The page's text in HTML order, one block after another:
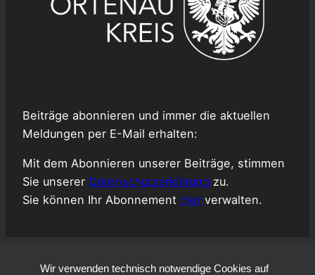
Beiträge abonnieren und immer die aktuellen
Meldungen per E-Mail erhalten:
Mit dem Abonnieren unserer Beiträge, stimmen
Sie unserer Datenschutzerklärung zu.
Sie können Ihr Abonnement hier verwalten.
Wir verwenden technisch notwendige Cookies auf